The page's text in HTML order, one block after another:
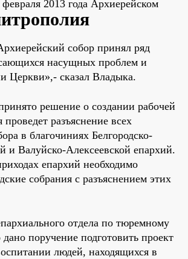
2013 года Архиерейском
собор принял ряд
насущных проблем и
Церкви»,- сказал Владыка.
решение о создании рабочей
разъяснение всех
в благочиниях Белгородско-
и Валуйско-Алексеевской епархий.
епархий необходимо
собрания с разъяснением этих
отдела по тюремному
поручение подготовить проект
людей, находящихся в